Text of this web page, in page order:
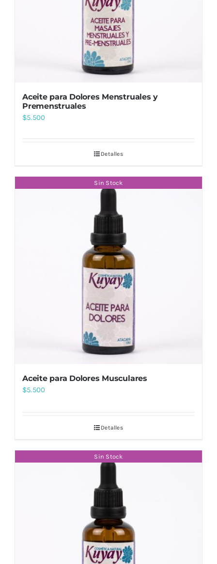
Aceite para Dolores Menstruales y
Premenstruales
$5.500
Detalles
Sin Stock
Aceite para Dolores Musculares
$5.500
Detalles
Sin Stock